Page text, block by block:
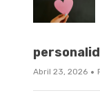
Abril 23, 2026 ·